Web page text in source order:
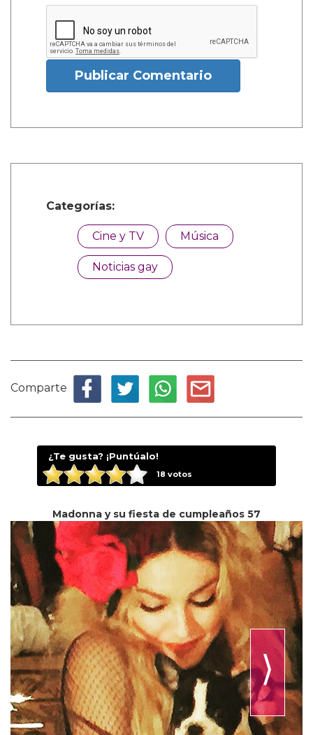
Publicar Comentario
Categorías:
Cine y TV Música
Noticias gay
Comparte
¿Te gusta? ¡Puntúalo!
18 votos
Madonna y su fiesta de cumpleaños 57
⟩